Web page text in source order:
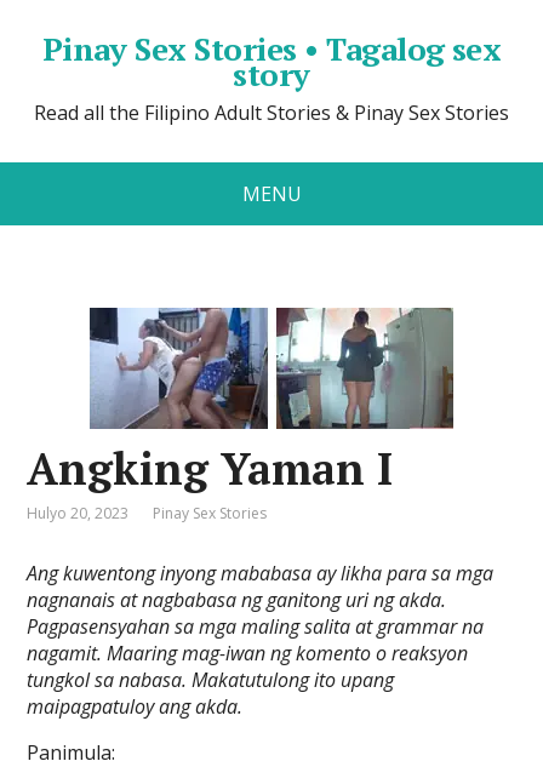
Pinay Sex Stories • Tagalog sex
story
Read all the Filipino Adult Stories & Pinay Sex Stories
MENU
Angking Yaman I
Hulyo 20, 2023 Pinay Sex Stories
Ang kuwentong inyong mababasa ay likha para sa mga
nagnanais at nagbabasa ng ganitong uri ng akda.
Pagpasensyahan sa mga maling salita at grammar na
nagamit. Maaring mag-iwan ng komento o reaksyon
tungkol sa nabasa. Makatutulong ito upang
maipagpatuloy ang akda.
Panimula: